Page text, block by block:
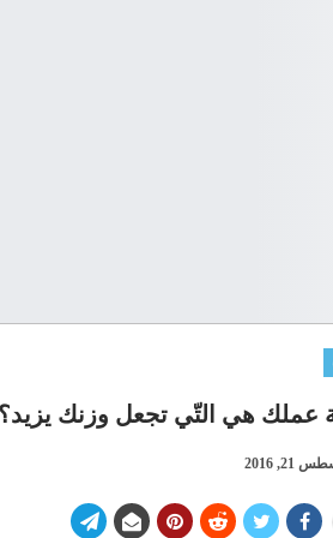
عملك هي التّي تجعل وزنك يزيد؟
21, 2016